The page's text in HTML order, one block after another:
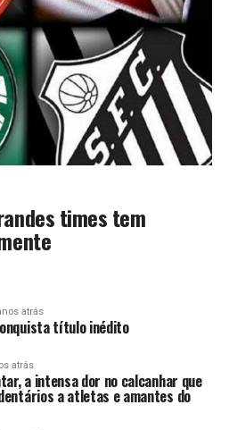
times tem
atrás
título inédito
atrás
a intensa dor no calcanhar que
a atletas e amantes do